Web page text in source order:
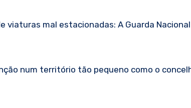
mal estacionadas: A Guarda
num território tão pequeno como o